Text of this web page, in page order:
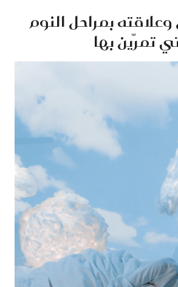
وعلاقته بمراحل النوم
تمرّين بها